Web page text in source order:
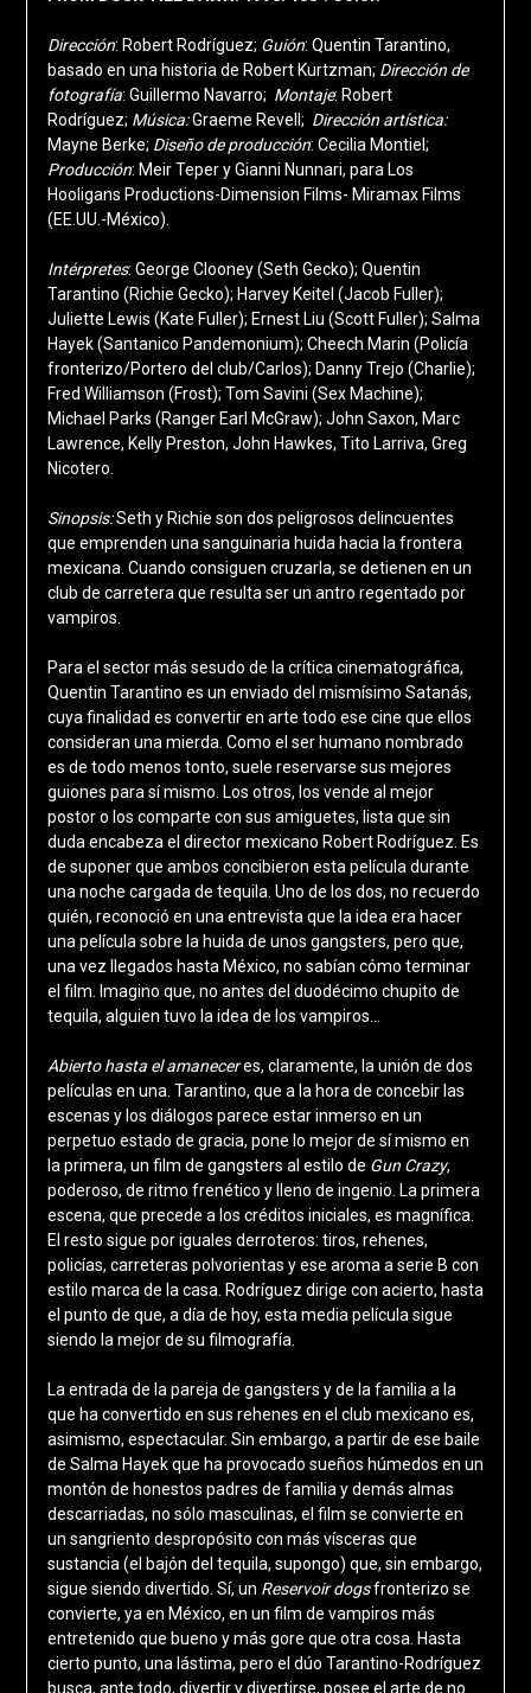
Dirección: Robert Rodríguez; Guión: Quentin Tarantino,
basado en una historia de Robert Kurtzman; Dirección de
fotografía: Guillermo Navarro; Montaje: Robert
Rodríguez; Música:Graeme Revell; Dirección artística:
Mayne Berke; Diseño de producción: Cecilia Montiel;
Producción: Meir Teper y Gianni Nunnari, para Los
Hooligans Productions-Dimension Films- Miramax Films
(EE.UU.-México).
Intérpretes: George Clooney (Seth Gecko); Quentin
Tarantino (Richie Gecko); Harvey Keitel (Jacob Fuller);
Juliette Lewis (Kate Fuller); Ernest Liu (Scott Fuller); Salma
Hayek (Santanico Pandemonium); Cheech Marin (Policía
fronterizo/Portero del club/Carlos); Danny Trejo (Charlie);
Fred Williamson (Frost); Tom Savini (Sex Machine);
Michael Parks (Ranger Earl McGraw); John Saxon, Marc
Lawrence, Kelly Preston, John Hawkes, Tito Larriva, Greg
Nicotero.
Sinopsis:Seth y Richie son dos peligrosos delincuentes
que emprenden una sanguinaria huida hacia la frontera
mexicana. Cuando consiguen cruzarla, se detienen en un
club de carretera que resulta ser un antro regentado por
vampiros.
Para el sector más sesudo de la crítica cinematográfica,
Quentin Tarantino es un enviado del mismísimo Satanás,
cuya finalidad es convertir en arte todo ese cine que ellos
consideran una mierda. Como el ser humano nombrado
es de todo menos tonto, suele reservarse sus mejores
guiones para sí mismo. Los otros, los vende al mejor
postor o los comparte con sus amiguetes, lista que sin
duda encabeza el director mexicano Robert Rodríguez. Es
de suponer que ambos concibieron esta película durante
una noche cargada de tequila. Uno de los dos, no recuerdo
quién, reconoció en una entrevista que la idea era hacer
una película sobre la huida de unos gangsters, pero que,
una vez llegados hasta México, no sabían cómo terminar
el film. Imagino que, no antes del duodécimo chupito de
tequila, alguien tuvo la idea de los vampiros…
Abierto hasta el amaneceres, claramente, la unión de dos
películas en una. Tarantino, que a la hora de concebir las
escenas y los diálogos parece estar inmerso en un
perpetuo estado de gracia, pone lo mejor de sí mismo en
la primera, un film de gangsters al estilo de Gun Crazy,
poderoso, de ritmo frenético y lleno de ingenio. La primera
escena, que precede a los créditos iniciales, es magnífica.
El resto sigue por iguales derroteros: tiros, rehenes,
policías, carreteras polvorientas y ese aroma a serie B con
estilo marca de la casa. Rodríguez dirige con acierto, hasta
el punto de que, a día de hoy, esta media película sigue
siendo la mejor de su filmografía.
La entrada de la pareja de gangsters y de la familia a la
que ha convertido en sus rehenes en el club mexicano es,
asimismo, espectacular. Sin embargo, a partir de ese baile
de Salma Hayek que ha provocado sueños húmedos en un
montón de honestos padres de familia y demás almas
descarriadas, no sólo masculinas, el film se convierte en
un sangriento despropósito con más vísceras que
sustancia (el bajón del tequila, supongo) que, sin embargo,
sigue siendo divertido. Sí, un Reservoir dogsfronterizo se
convierte, ya en México, en un film de vampiros más
entretenido que bueno y más gore que otra cosa. Hasta
cierto punto, una lástima, pero el dúo Tarantino-Rodríguez
busca, ante todo, divertir y divertirse, posee el arte de no